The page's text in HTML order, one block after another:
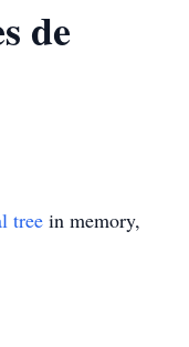
de
tree in memory,